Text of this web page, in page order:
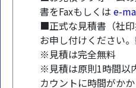
書をFaxもしくは e-
■正式な見積書（社印
お申し付けください。
※見積は完全無料
※見積は原則1時間以
カウントに時間がか